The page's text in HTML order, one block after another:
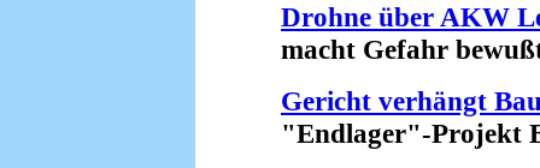
Drohne über AKW
macht Gefahr
Gericht verhängt
"Endlager"-Projekt